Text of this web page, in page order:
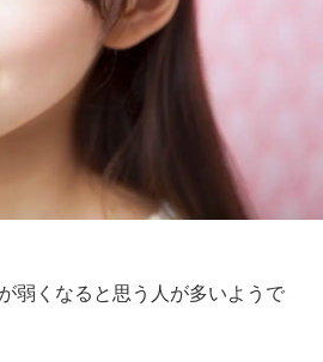
弱くなると思う人が多いようで